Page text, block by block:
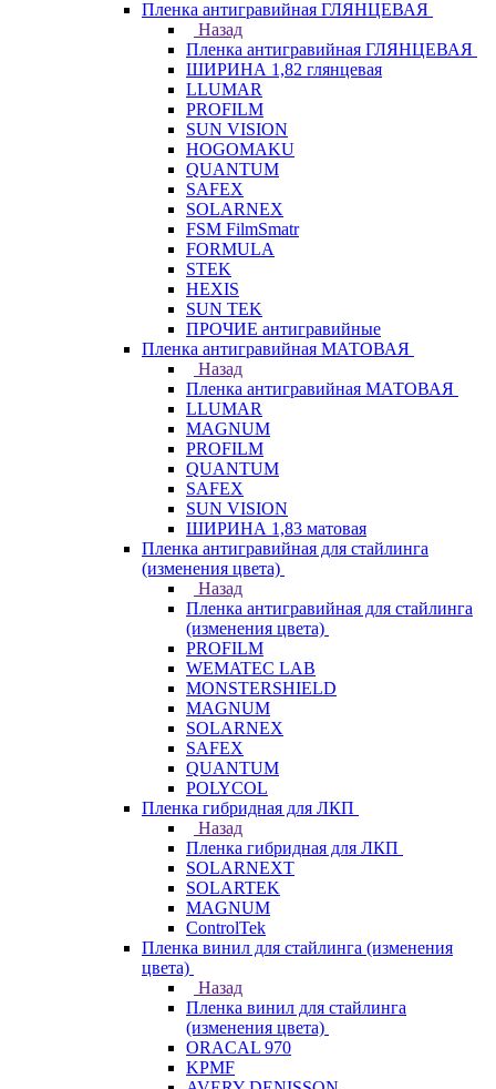
Пленка антигравийная ГЛЯНЦЕВАЯ
Назад
Пленка антигравийная ГЛЯНЦЕВАЯ
ШИРИНА 1,82 глянцевая
LLUMAR
PROFILM
SUN VISION
HOGOMAKU
QUANTUM
SAFEX
SOLARNEX
FSM FilmSmatr
FORMULA
STEK
HEXIS
SUN TEK
ПРОЧИЕ антигравийные
Пленка антигравийная МАТОВАЯ
Назад
Пленка антигравийная МАТОВАЯ
LLUMAR
MAGNUM
PROFILM
QUANTUM
SAFEX
SUN VISION
ШИРИНА 1,83 матовая
Пленка антигравийная для стайлинга
(изменения цвета)
Назад
Пленка антигравийная для стайлинга
(изменения цвета)
PROFILM
WEMATEC LAB
MONSTERSHIELD
MAGNUM
SOLARNEX
SAFEX
QUANTUM
POLYCOL
Пленка гибридная для ЛКП
Назад
Пленка гибридная для ЛКП
SOLARNEXT
SOLARTEK
MAGNUM
ControlTek
Пленка винил для стайлинга (изменения
цвета)
Назад
Пленка винил для стайлинга
(изменения цвета)
ORACAL 970
KPMF